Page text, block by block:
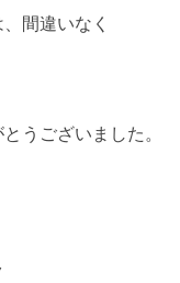
間違いなく
うございました。